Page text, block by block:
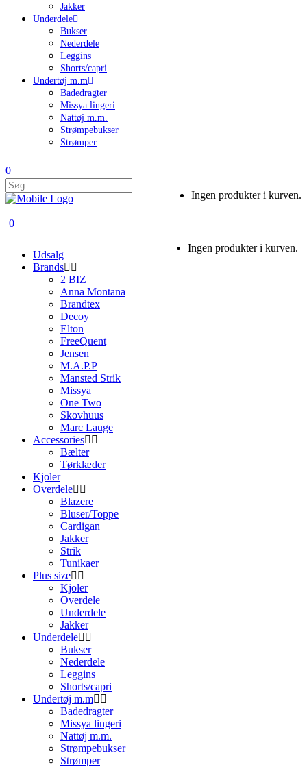
Jakker
Underdele
Bukser
Nederdele
Leggins
Shorts/capri
Undertøj m.m
Badedragter
Missya lingeri
Nattøj m.m.
Strømpebukser
Strømper
0
Ingen produkter i kurven.
0
Ingen produkter i kurven.
Udsalg
Brands
2 BIZ
Anna Montana
Brandtex
Decoy
Elton
FreeQuent
Jensen
M.A.P.P
Mansted Strik
Missya
One Two
Skovhuus
Marc Lauge
Accessories
Bælter
Tørklæder
Kjoler
Overdele
Blazere
Bluser/Toppe
Cardigan
Jakker
Strik
Tunikaer
Plus size
Kjoler
Overdele
Underdele
Jakker
Underdele
Bukser
Nederdele
Leggins
Shorts/capri
Undertøj m.m
Badedragter
Missya lingeri
Nattøj m.m.
Strømpebukser
Strømper